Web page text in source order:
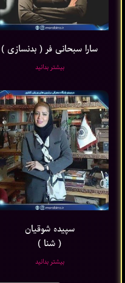
سارا سبحانی فر ( بدنسازی )
بیشتر بدانید
سپیده شوقیان
( شنا )
بیشتر بدانید